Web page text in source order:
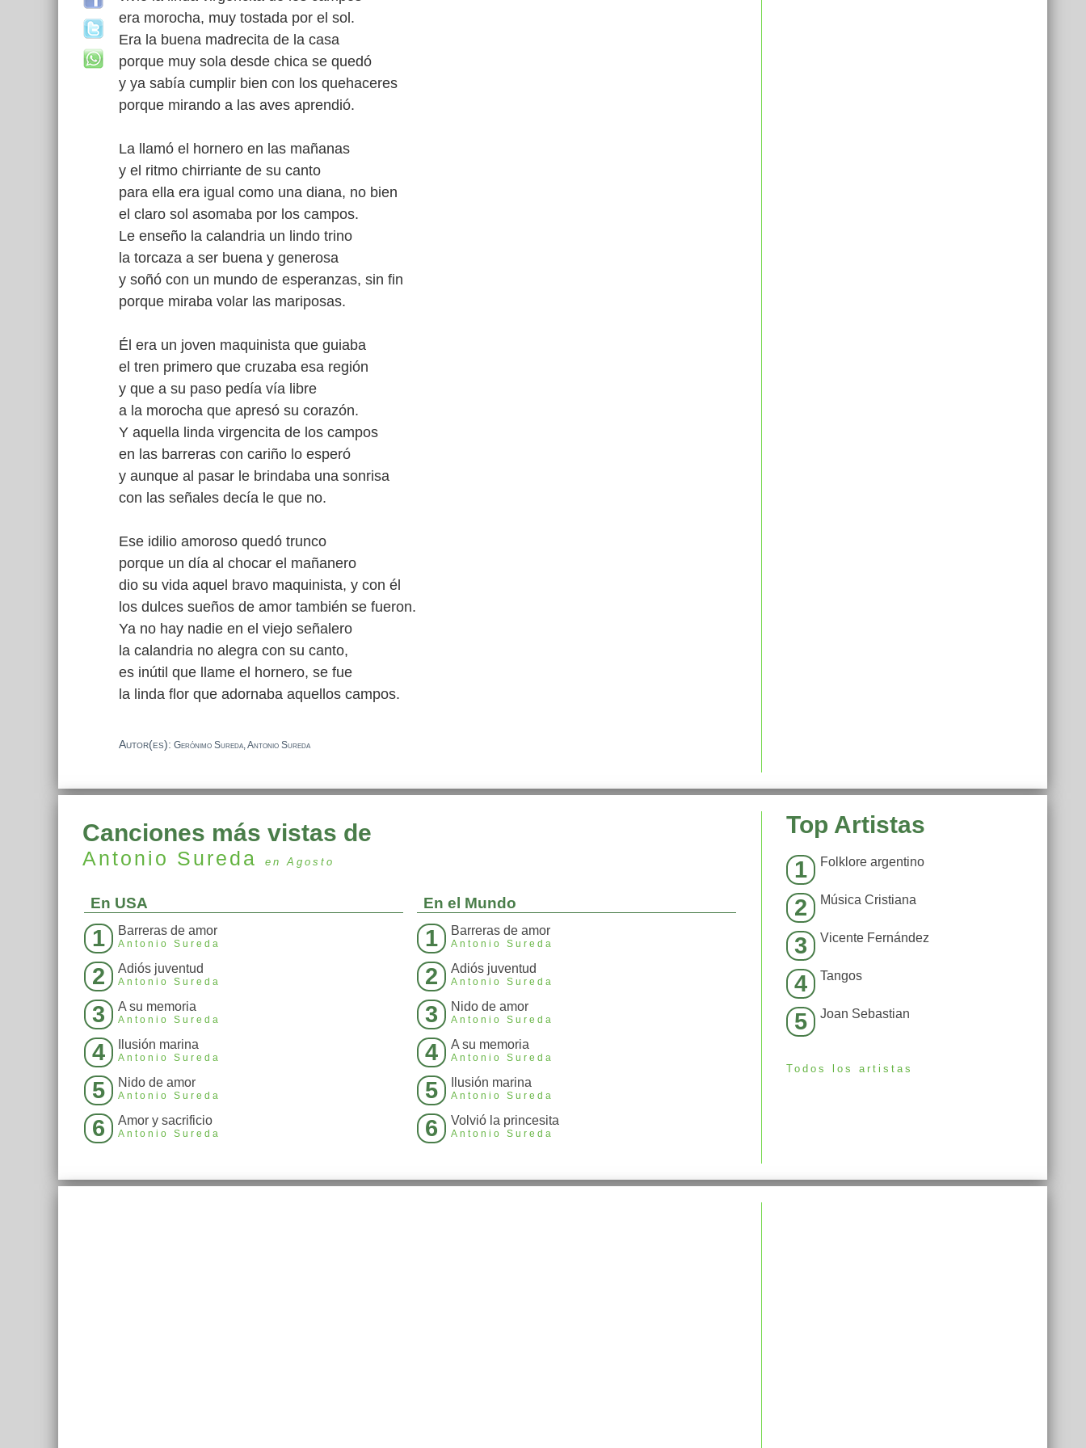
era morocha, muy tostada por el sol.
Era la buena madrecita de la casa
porque muy sola desde chica se quedó
y ya sabía cumplir bien con los quehaceres
porque mirando a las aves aprendió.
La llamó el hornero en las mañanas
y el ritmo chirriante de su canto
para ella era igual como una diana, no bien
el claro sol asomaba por los campos.
Le enseño la calandria un lindo trino
la torcaza a ser buena y generosa
y soñó con un mundo de esperanzas, sin fin
porque miraba volar las mariposas.
Él era un joven maquinista que guiaba
el tren primero que cruzaba esa región
y que a su paso pedía vía libre
a la morocha que apresó su corazón.
Y aquella linda virgencita de los campos
en las barreras con cariño lo esperó
y aunque al pasar le brindaba una sonrisa
con las señales decía le que no.
Ese idilio amoroso quedó trunco
porque un día al chocar el mañanero
dio su vida aquel bravo maquinista, y con él
los dulces sueños de amor también se fueron.
Ya no hay nadie en el viejo señalero
la calandria no alegra con su canto,
es inútil que llame el hornero, se fue
la linda flor que adornaba aquellos campos.
Autor(es): Gerónimo Sureda, Antonio Sureda
Canciones más vistas de
Antonio Sureda en Agosto
En USA
1 Barreras de amor
Antonio Sureda
2 Adiós juventud
Antonio Sureda
3 A su memoria
Antonio Sureda
4 Ilusión marina
Antonio Sureda
5 Nido de amor
Antonio Sureda
6 Amor y sacrificio
Antonio Sureda
En el Mundo
1 Barreras de amor
Antonio Sureda
2 Adiós juventud
Antonio Sureda
3 Nido de amor
Antonio Sureda
4 A su memoria
Antonio Sureda
5 Ilusión marina
Antonio Sureda
6 Volvió la princesita
Antonio Sureda
Top Artistas
1 Folklore argentino
2 Música Cristiana
3 Vicente Fernández
4 Tangos
5 Joan Sebastian
Todos los artistas